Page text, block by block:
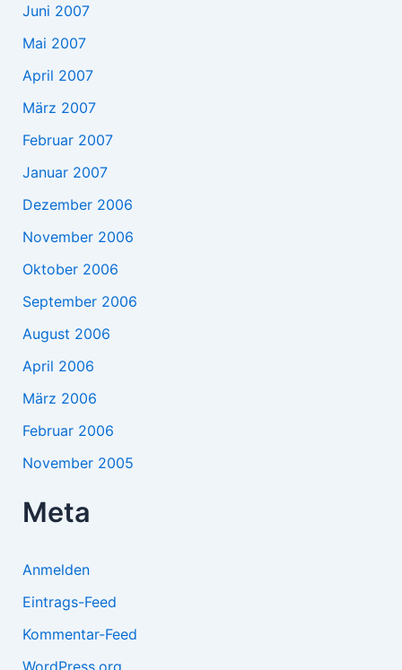
Juni 2007
Mai 2007
April 2007
März 2007
Februar 2007
Januar 2007
Dezember 2006
November 2006
Oktober 2006
September 2006
August 2006
April 2006
März 2006
Februar 2006
November 2005
Meta
Anmelden
Eintrags-Feed
Kommentar-Feed